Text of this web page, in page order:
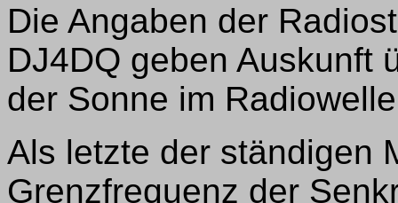
Die Angaben der
DJ4DQ geben Auskunft
der Sonne im
Als letzte der ständigen
Grenzfrequenz der